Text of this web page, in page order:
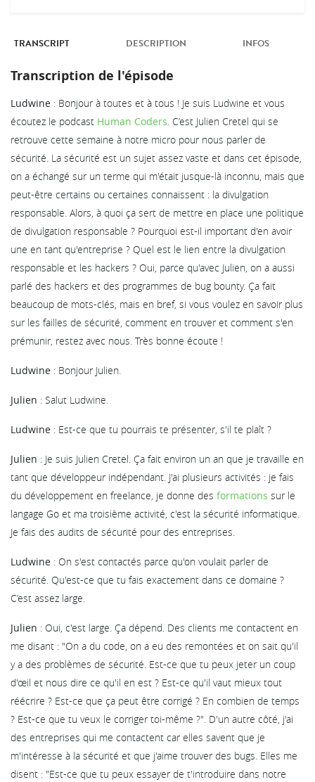
TRANSCRIPT DESCRIPTION INFOS
Transcription de l'épisode
Ludwine : Bonjour à toutes et à tous ! Je suis Ludwine et vous
écoutez le podcast Human Coders. C’est Julien Cretel qui se
retrouve cette semaine à notre micro pour nous parler de
sécurité. La sécurité est un sujet assez vaste et dans cet épisode,
on a échangé sur un terme qui m'était jusque-là inconnu, mais que
peut-être certains ou certaines connaissent : la divulgation
responsable. Alors, à quoi ça sert de mettre en place une politique
de divulgation responsable ? Pourquoi est-il important d'en avoir
une en tant qu'entreprise ? Quel est le lien entre la divulgation
responsable et les hackers ? Oui, parce qu'avec Julien, on a aussi
parlé des hackers et des programmes de bug bounty. Ça fait
beaucoup de mots-clés, mais en bref, si vous voulez en savoir plus
sur les failles de sécurité, comment en trouver et comment s'en
prémunir, restez avec nous. Très bonne écoute !
Ludwine : Bonjour Julien.
Julien : Salut Ludwine.
Ludwine : Est-ce que tu pourrais te présenter, s'il te plaît ?
Julien : Je suis Julien Cretel. Ça fait environ un an que je travaille en
tant que développeur indépendant. J'ai plusieurs activités : je fais
du développement en freelance, je donne des formations sur le
langage Go et ma troisième activité, c'est la sécurité informatique.
Je fais des audits de sécurité pour des entreprises.
Ludwine : On s'est contactés parce qu'on voulait parler de
sécurité. Qu'est-ce que tu fais exactement dans ce domaine ?
C’est assez large.
Julien : Oui, c'est large. Ça dépend. Des clients me contactent en
me disant : "On a du code, on a eu des remontées et on sait qu'il
y a des problèmes de sécurité. Est-ce que tu peux jeter un coup
d'œil et nous dire ce qu'il en est ? Est-ce qu'il vaut mieux tout
réécrire ? Est-ce que ça peut être corrigé ? En combien de temps
? Est-ce que tu veux le corriger toi-même ?". D'un autre côté, j'ai
des entreprises qui me contactent car elles savent que je
m'intéresse à la sécurité et que j'aime trouver des bugs. Elles me
disent : "Est-ce que tu peux essayer de t'introduire dans notre